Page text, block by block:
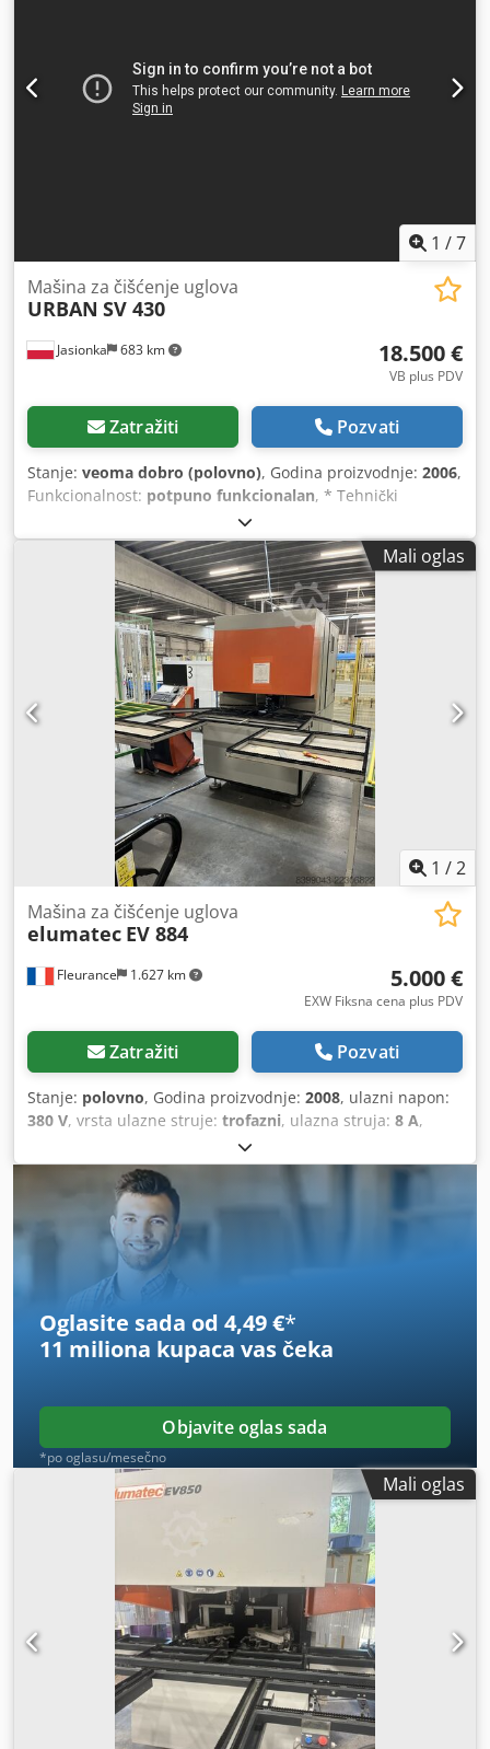
1 /7
Jasionka 683 km
Mašina za čišćenje uglova
URBAN SV 430
18.500 €
VB plus PDV
Zatražiti Pozvati
Stanje: veoma dobro (polovno), Godina proizvodnje: 2006,
Funkcionalnost: potpuno funkcionalan, * Tehnički
ispravno stanje, spreman za rad nakon potpune servisne
intervencije Dsdpfxjxz Ayys Ac Aock * 2 pneumatska
motora (gore i dole) * Prečnik testere: 250 mm * 2 CNC
upravljane ose * Maksimalna visina obrade: 140 mm *
Sistem za prepoznavanje profila * 2 noža za izvođenje
žlebova (gore i dole) + drugi alati * Prateći sto
Mali oglas
1 /2
Fleurance 1.627 km
Mašina za čišćenje uglova
elumatec EV 884
5.000 €
EXW Fiksna cena plus PDV
Zatražiti Pozvati
Stanje: polovno, Godina proizvodnje: 2008, ulazni napon:
380 V, vrsta ulazne struje: trofazni, ulazna struja: 8 A,
Nudimo polovnu mašinu za čišćenje uglova marke
Elumatec EV 884, proizvedenu 2008. godine. Tip: EV 884
Serijski broj: 88009009 Nominalni napon: 380 V
Frekvencija: 50 Hz Dcsdpfxezk Eaho Ac Aek Broj faza: 3
Nominalna struja: 8 A Datum proizvodnje: 28.11.2008 Ako
imate pitanja ili vam je potrebno više informacija,
slobodno nam pošaljite poruku ili nas pozovite.
Oglasite sada od 4,49 €*
11 miliona kupaca vas čeka
Objavite oglas sada
*po oglasu/mesečno
Mali oglas